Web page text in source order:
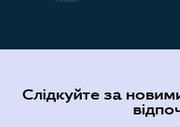
Слідкуйте за